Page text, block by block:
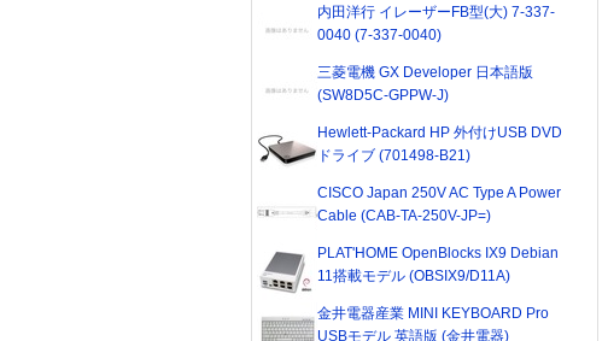
内田洋行 イレーザーFB型(大) 7-337-
0040 (7-337-0040)
三菱電機 GX Developer 日本語版
(SW8D5C-GPPW-J)
Hewlett-Packard HP 外付けUSB DVD
ドライブ (701498-B21)
CISCO Japan 250V AC Type A Power
Cable (CAB-TA-250V-JP=)
PLAT'HOME OpenBlocks IX9 Debian
11搭載モデル (OBSIX9/D11A)
金井電器産業 MINI KEYBOARD Pro
USBモデル 英語版 (金井電器)